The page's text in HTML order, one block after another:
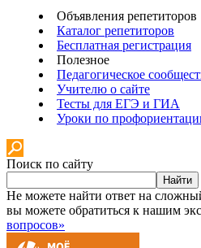
Объявления репетиторов
Каталог репетиторов
Бесплатная регистрация
Полезное
Педагогическое
Учителю о сайте
Тесты для ЕГЭ и ГИА
Уроки по
Поиск по сайту
Найти
Не можете найти ответ на
вы можете обратиться к нашим
вопросов»